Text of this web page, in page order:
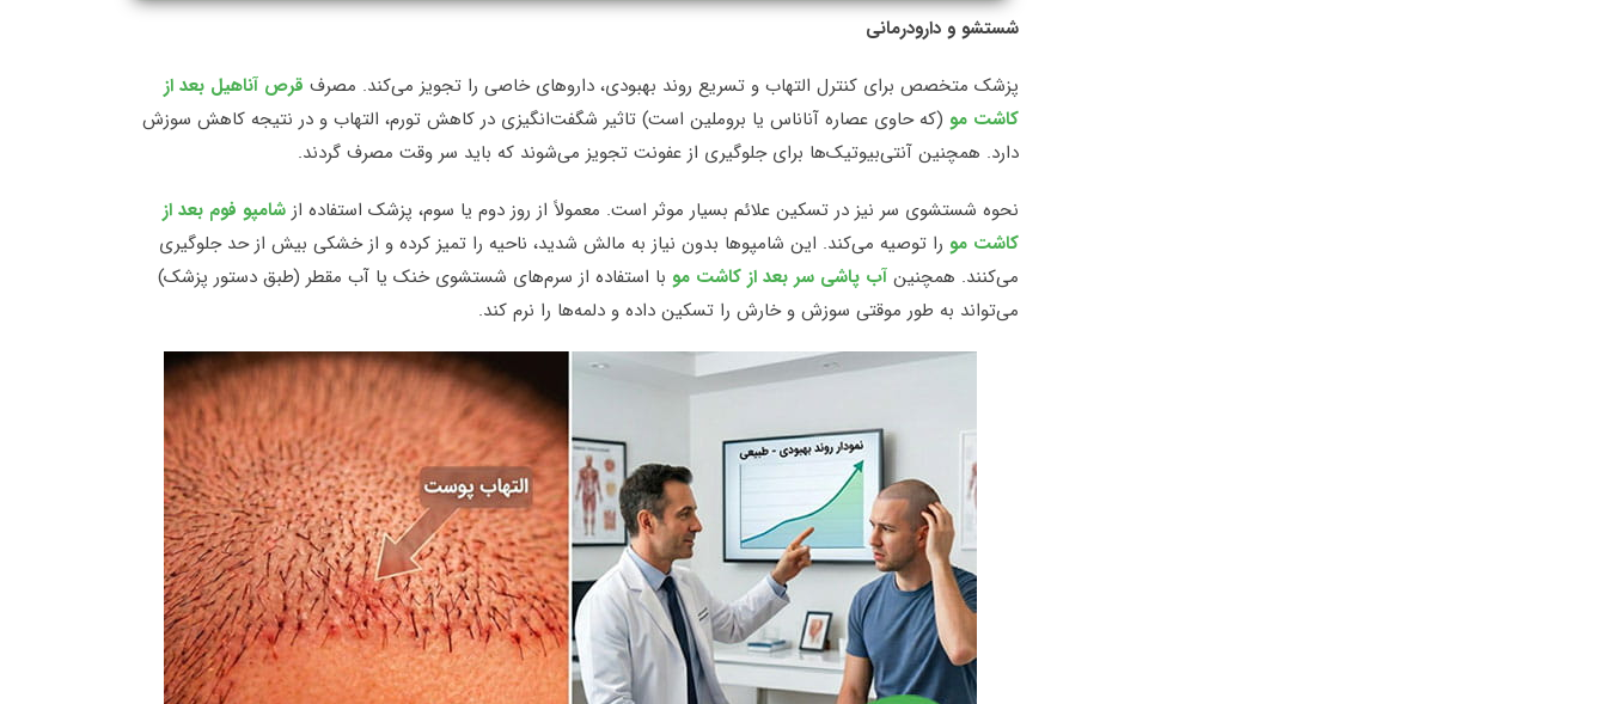
شستشو و دارودرمانی
پزشک متخصص برای کنترل التهاب و تسریع روند بهبودی، داروهای خاصی را تجویز می‌کند. مصرف قرص آناهیل بعد از
کاشت مو (که حاوی عصاره آناناس یا بروملین است) تاثیر شگفت‌انگیزی در کاهش تورم، التهاب و در نتیجه کاهش سوزش
دارد. همچنین آنتی‌بیوتیک‌ها برای جلوگیری از عفونت تجویز می‌شوند که باید سر وقت مصرف گردند.
نحوه شستشوی سر نیز در تسکین علائم بسیار موثر است. معمولاً از روز دوم یا سوم، پزشک استفاده از شامپو فوم بعد از
کاشت مو را توصیه می‌کند. این شامپوها بدون نیاز به مالش شدید، ناحیه را تمیز کرده و از خشکی بیش از حد جلوگیری
می‌کنند. همچنین آب پاشی سر بعد از کاشت مو با استفاده از سرم‌های شستشوی خنک یا آب مقطر (طبق دستور پزشک)
می‌تواند به طور موقتی سوزش و خارش را تسکین داده و دلمه‌ها را نرم کند.